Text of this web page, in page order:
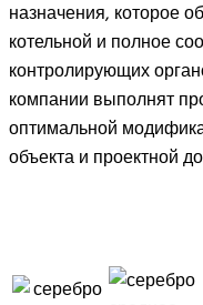
назначения, которое
котельной и полное
контролирующих
компании выполнят
оптимальной
объекта и проектной